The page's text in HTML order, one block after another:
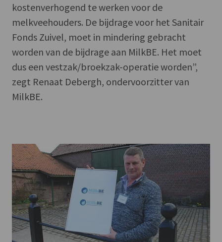
kostenverhogend te werken voor de
melkveehouders. De bijdrage voor het Sanitair
Fonds Zuivel, moet in mindering gebracht
worden van de bijdrage aan MilkBE. Het moet
dus een vestzak/broekzak-operatie worden”,
zegt Renaat Debergh, ondervoorzitter van
MilkBE.